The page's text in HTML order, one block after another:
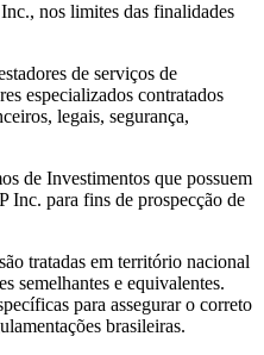
nos limites das finalidades
de serviços de
especializados contratados
legais, segurança,
de Investimentos que possuem
para fins de prospecção de
tratadas em território nacional
semelhantes e equivalentes.
para assegurar o correto
brasileiras.